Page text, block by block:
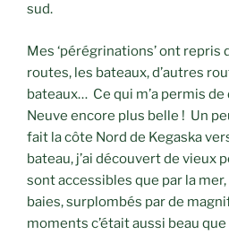
sud.
Mes ‘pérégrinations’ ont repris
routes, les bateaux, d’autres
bateaux… Ce qui m’a permis
Neuve encore plus belle ! Un
fait la côte Nord de Kegaska
bateau, j’ai découvert de vieux
sont accessibles que par la
baies, surplombés par de
moments c’était aussi beau